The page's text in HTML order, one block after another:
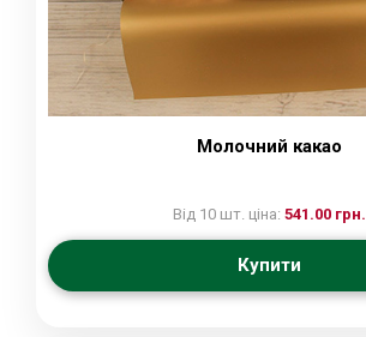
Молочний какао
Від 10 шт. ціна: 541.00 грн.
Купити